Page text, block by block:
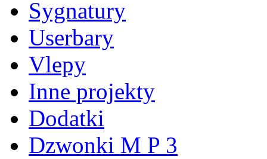
Sygnatury
Userbary
Vlepy
Inne projekty
Dodatki
Dzwonki M P 3